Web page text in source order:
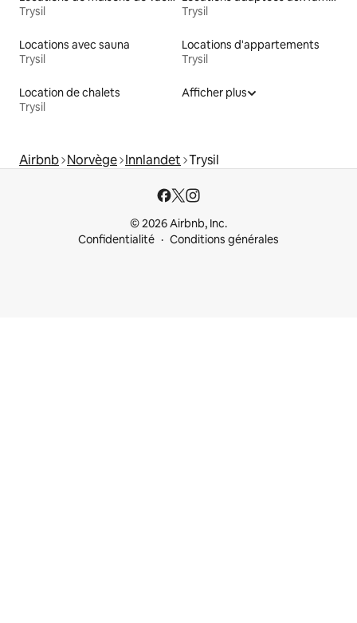
Trysil
Trysil
Locations avec sauna
Trysil
Locations d'appartements
Trysil
Location de chalets
Trysil
Afficher plus
Airbnb Norvège Innlandet Trysil
© 2026 Airbnb, Inc.
Confidentialité
Conditions générales